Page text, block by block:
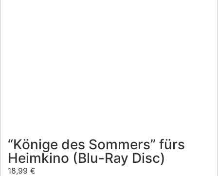
“Könige des Sommers” fürs
Heimkino (Blu-Ray Disc)
18,99 €